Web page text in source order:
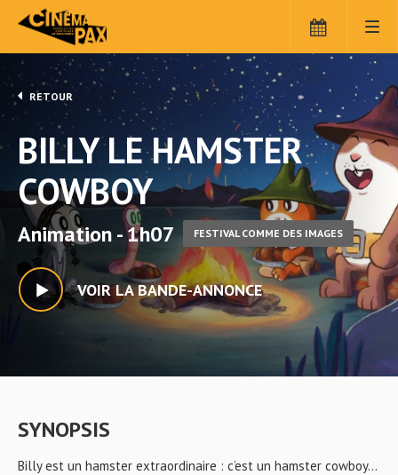
RETOUR
BILLY LE HAMSTER
COWBOY
Animation - 1h07 FESTIVAL COMME DES IMAGES
VOIR LA BANDE-ANNONCE
SYNOPSIS
Billy est un hamster extraordinaire : c’est un hamster cowboy…